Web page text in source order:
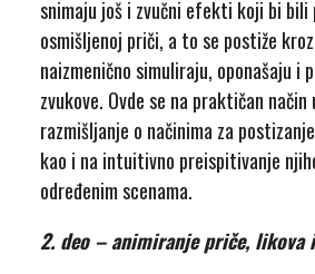
snimaju još i zvučni efekti koji bi bili
osmišljenoj priči, a to se postiže
naizmenično simuliraju, oponašaju i
zvukove. Ovde se na praktičan
razmišljanje o načinima za
kao i na intuitivno preispitivanje
određenim scenama.
2. deo – animiranje priče, likova